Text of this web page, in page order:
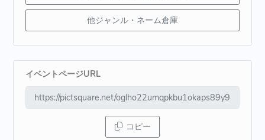
他ジャンル・ネーム倉庫
イベントページURL
コピー